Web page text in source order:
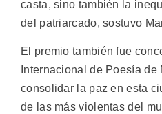
casta, sino también la
del patriarcado, sostuvo
El premio también fue
Internacional de Poesía
consolidar la paz en esta
de las más violentas del